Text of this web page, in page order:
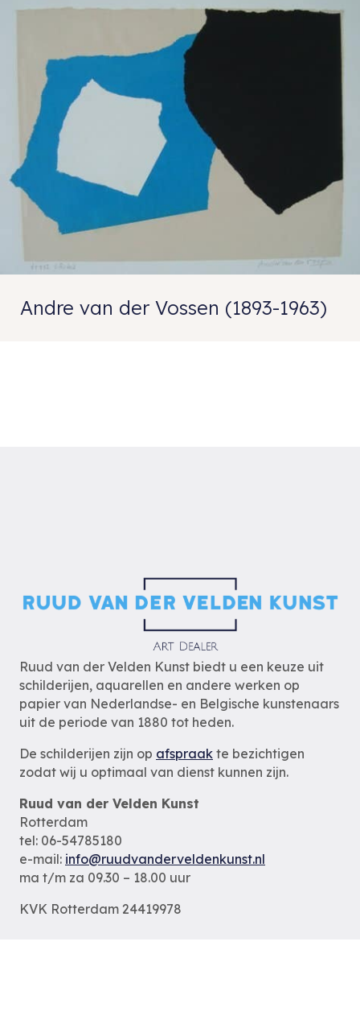
Andre van der Vossen (1893-1963)
Ruud van der Velden Kunst biedt u een keuze uit
schilderijen, aquarellen en andere werken op
papier van Nederlandse- en Belgische kunstenaars
uit de periode van 1880 tot heden.
De schilderijen zijn op afspraak te bezichtigen
zodat wij u optimaal van dienst kunnen zijn.
Ruud van der Velden Kunst
Rotterdam
tel: 06-54785180
e-mail: info@ruudvanderveldenkunst.nl
ma t/m za 09.30 – 18.00 uur
KVK Rotterdam 24419978